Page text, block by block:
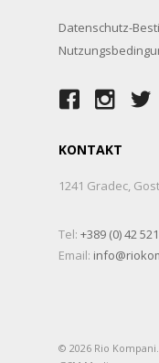
Datenschutz-
KONTAKT
1241 Gradec,
Tel: +389 (0) 42
Email:
© 2026 Rio